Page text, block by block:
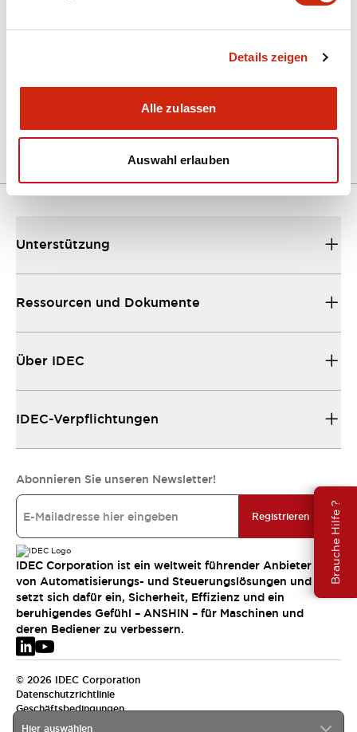
Details zeigen
Alle zulassen
Auswahl erlauben
Brauche Hilfe ?
A Series Catalog
.PDF498.62KB
Hier auswählen
Unterstützung
Ressourcen und Dokumente
Über IDEC
IDEC-Verpflichtungen
Abonnieren Sie unseren Newsletter!
Registrieren
IDEC Corporation ist ein weltweit führender Anbieter
von Automatisierungs- und Steuerungslösungen und
setzt sich dafür ein, Sicherheit, Effizienz und ein
beruhigendes Gefühl – ANSHIN – für Maschinen und
deren Bediener zu verbessern.
© 2026 IDEC Corporation
Datenschutzrichtlinie
Geschäftsbedingungen